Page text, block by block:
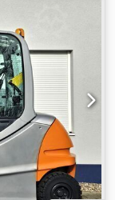
48 V
mm
mm,
cabine,
zijverschuiving,
de volgende
2.000
mm *
Stil 2,0 ton
nieuwe, niet-
de foto's),